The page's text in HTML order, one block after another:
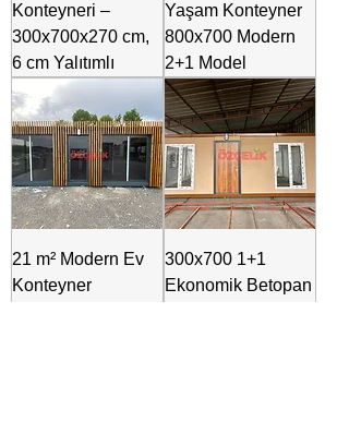
Konteyneri –
300x700x270 cm,
6 cm Yalıtımlı
Yaşam Konteyner
800x700 Modern
2+1 Model
21 m² Modern Ev
Konteyner
300x700 1+1
Ekonomik Betopan